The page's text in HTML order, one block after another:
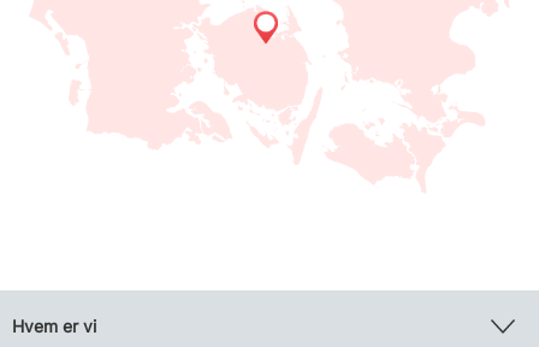
Hvem er vi